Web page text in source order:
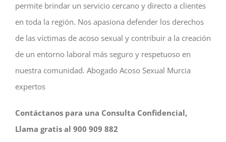
permite brindar un servicio cercano y directo a clientes
en toda la región. Nos apasiona defender los derechos
de las víctimas de acoso sexual y contribuir a la creación
de un entorno laboral más seguro y respetuoso en
nuestra comunidad. Abogado Acoso Sexual Murcia
expertos
Contáctanos para una Consulta Confidencial,
Llama gratis al 900 909 882